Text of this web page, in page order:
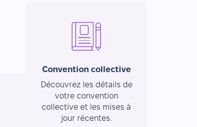
Convention collective
Découvrez les détails de
votre convention
collective et les mises à
jour récentes.